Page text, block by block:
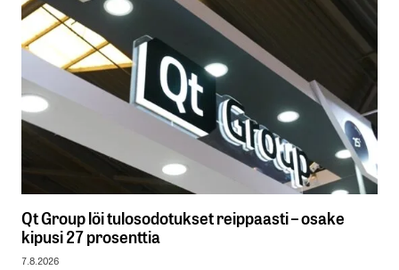
Qt Group löi tulosodotukset reippaasti – osake
kipusi 27 prosenttia
7.8.2026